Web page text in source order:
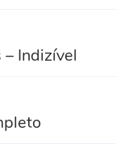
Indizível